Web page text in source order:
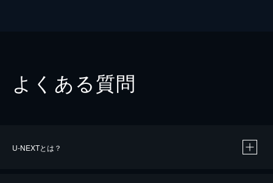
よくある質問
U-NEXTとは？